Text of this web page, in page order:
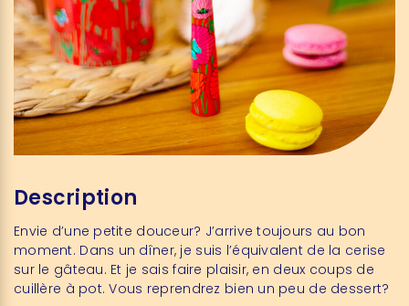
Description
Envie d’une petite douceur? J’arrive toujours au bon
moment. Dans un dîner, je suis l’équivalent de la cerise
sur le gâteau. Et je sais faire plaisir, en deux coups de
cuillère à pot. Vous reprendrez bien un peu de dessert?